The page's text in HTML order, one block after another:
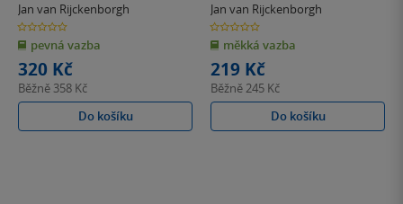
Jan van Rijckenborgh
0.0
z
5
hvězdiček
pevná vazba
320 Kč
Běžně 358 Kč
Do košíku
Jan van Rijckenborgh
0.0
z
5
hvězdiček
měkká vazba
219 Kč
Běžně245 Kč
Do košíku